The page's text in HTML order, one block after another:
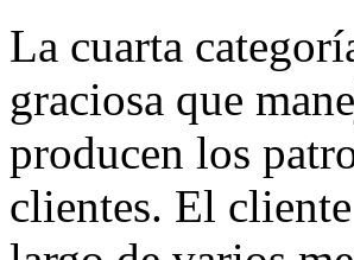
La cuarta
graciosa que
producen los
clientes. El